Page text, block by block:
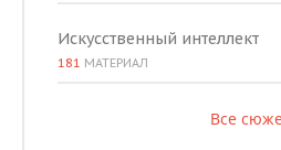
Искусственный интеллект
181 МАТЕРИАЛ
Все